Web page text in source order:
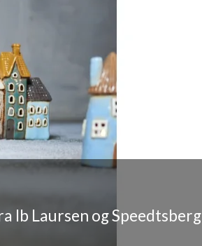
Ib Laursen og Speedtsberg